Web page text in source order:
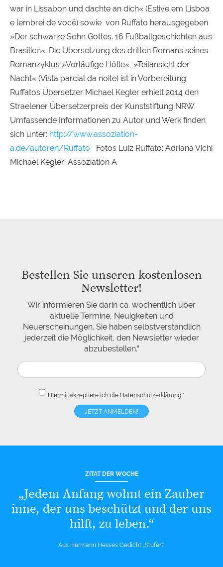
war in Lissabon und dachte an dich« (Estive em Lisboa
e lembrei de você) sowie  von Ruffato herausgegeben 
»Der schwarze Sohn Gottes. 16 Fußballgeschichten aus
Brasilien«. Die Übersetzung des dritten Romans seines
Romanzyklus »Vorläufige Hölle«, »Teilansicht der
Nacht« (Vista parcial da noite) ist in Vorbereitung.
Ruffatos Übersetzer Michael Kegler erhielt 2014 den
Straelener Übersetzerpreis der Kunststiftung NRW.
Umfassende Informationen zu Autor und Werk finden
sich unter: http://www.assoziation-
a.de/autoren/Ruffato Fotos Luiz Ruffato: Adriana Vichi
Michael Kegler: Assoziation A
Bestellen Sie unseren kostenlosen
Newsletter!
Wir informieren Sie darin ca. wöchentlich über
aktuelle Termine, Neuigkeiten und
Neuerscheinungen. Sie haben selbstverständlich
jederzeit die Möglichkeit, den Newsletter wieder
abzubestellen.“
Hiermit akzeptiere ich die Datenschutzerklärung*
ZITAT DER WOCHE
„Jedem Anfang wohnt ein Zauber
inne, der uns beschützt und der uns
hilft, zu leben.“
Aus Hermann Hesses Gedicht „Stufen“